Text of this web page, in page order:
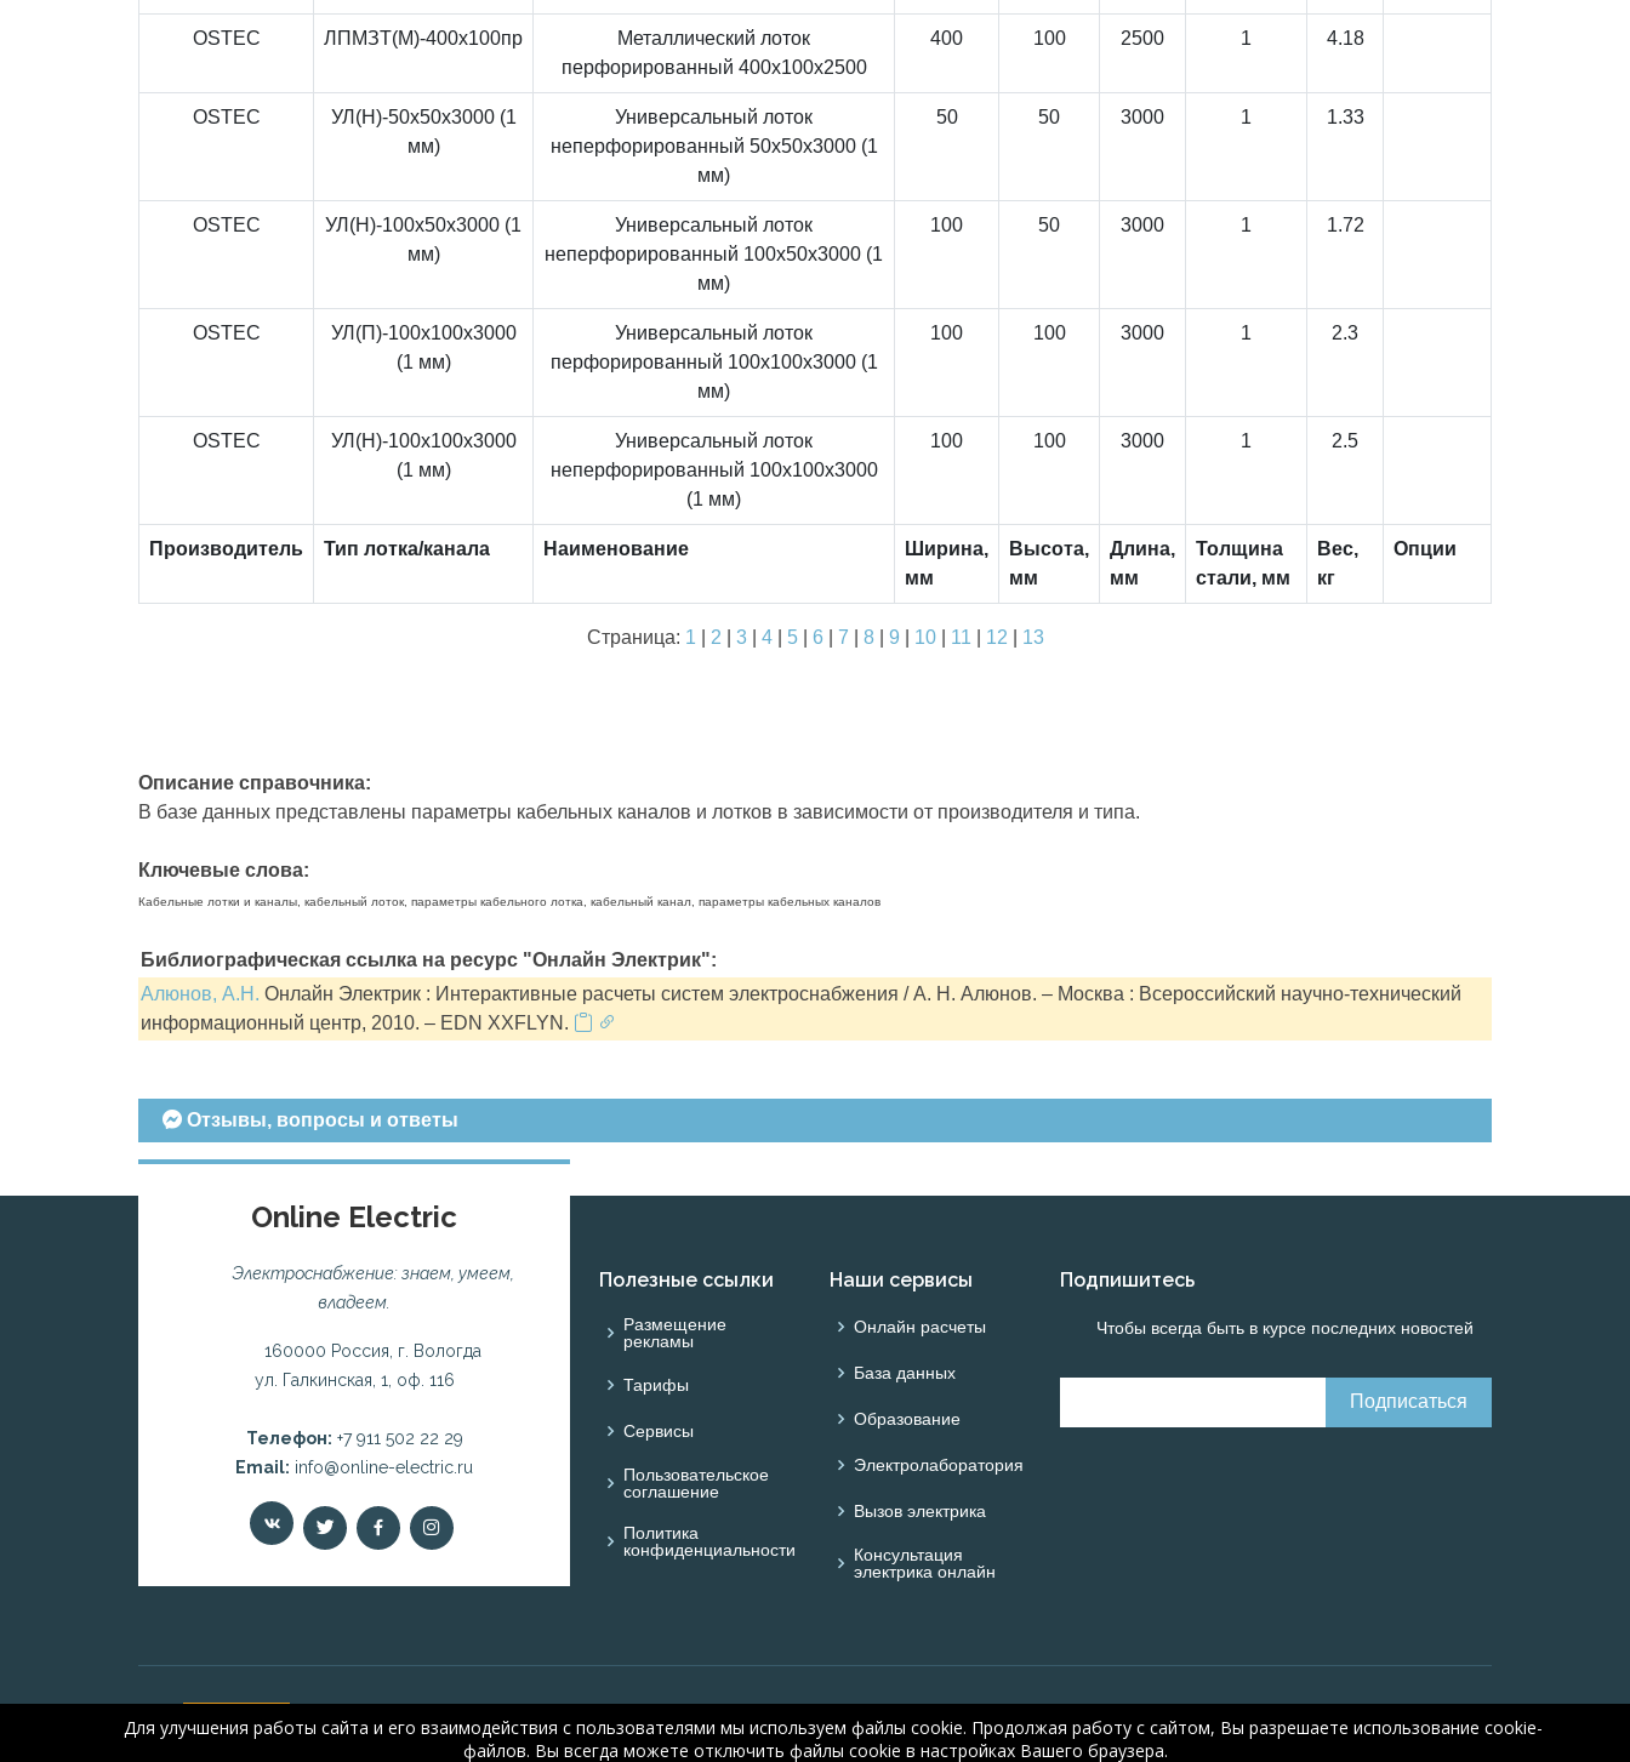
OSTEC ЛПМЗТ(М)-400x100пр
Металлический лоток
перфорированный 400x100x2500
400 100 2500 1 4.18
OSTEC
УЛ(Н)-50x50x3000 (1
мм)
Универсальный лоток
неперфорированный 50x50x3000 (1
мм)
50 50 3000 1 1.33
OSTEC
УЛ(Н)-100x50x3000 (1
мм)
Универсальный лоток
неперфорированный 100x50x3000 (1
мм)
100 50 3000 1 1.72
OSTEC
УЛ(П)-100x100x3000
(1 мм)
Универсальный лоток
перфорированный 100x100x3000 (1
мм)
100 100 3000 1 2.3
OSTEC
УЛ(Н)-100x100x3000
(1 мм)
Универсальный лоток
неперфорированный 100x100x3000
(1 мм)
100 100 3000 1 2.5
Производитель Тип лотка/канала Наименование
Ширина,
мм
Высота,
мм
Длина,
мм
Толщина
стали, мм
Вес,
кг
Опции
Страница: 1 2 3| 4| 5| 6 7 8| 9 10| 11 12 13
Описание справочника:
В базе данных представлены параметры кабельных каналов и лотков в зависимости от производителя и типа.
Ключевые слова:
Кабельные лотки и каналы, кабельный лоток, параметры кабельного лотка, кабельный канал, параметры кабельных каналов
Библиографическая ссылка на ресурс "Онлайн Электрик":
Алюнов, А.Н. Онлайн Электрик : Интерактивные расчеты систем электроснабжения / А. Н. Алюнов. – Москва : Всероссийский научно-технический
информационный центр, 2010. – EDN XXFLYN.
Отзывы, вопросы и ответы
Online Electric
Электроснабжение: знаем, умеем,
владеем.
160000 Россия, г. Вологда
ул. Галкинская, 1, оф. 116
Телефон: +7 911 502 22 29
Email: info@online-electric.ru
Полезные ссылки
Размещение
рекламы
Тарифы
Сервисы
Пользовательское
соглашение
Политика
конфиденциальности
Наши сервисы
Онлайн расчеты
База данных
Образование
Электролаборатория
Вызов электрика
Консультация
электрика онлайн
Подпишитесь
Чтобы всегда быть в курсе последних новостей
electric.ru, 2008-2026
Для улучшения работы сайта и его взаимодействия с пользователями мы используем файлы cookie. Продолжая работу с сайтом, Вы разрешаете использование cookie-
файлов. Вы всегда можете отключить файлы cookie в настройках Вашего браузера.